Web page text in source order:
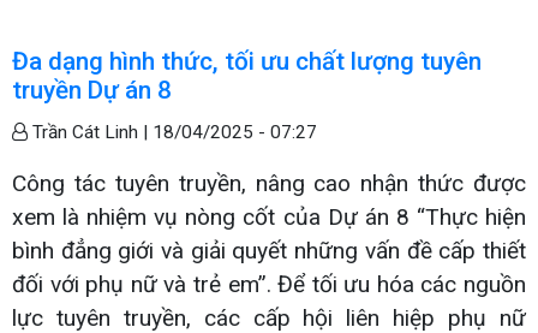
Đa dạng hình thức, tối ưu chất lượng tuyên
truyền Dự án 8
Trần Cát Linh | 18/04/2025 - 07:27
Công tác tuyên truyền, nâng cao nhận thức được
xem là nhiệm vụ nòng cốt của Dự án 8 “Thực hiện
bình đẳng giới và giải quyết những vấn đề cấp thiết
đối với phụ nữ và trẻ em”. Để tối ưu hóa các nguồn
lực tuyên truyền, các cấp hội liên hiệp phụ nữ